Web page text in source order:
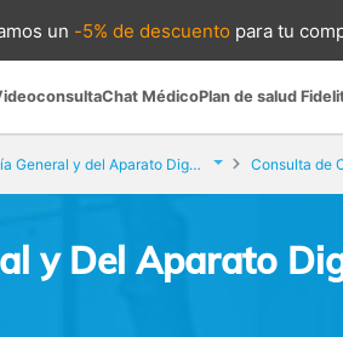
un -5% de descuento para tu
Chat MédicoPlan de salud
Cirugía General y del Aparato Digestivo
y Del Aparato